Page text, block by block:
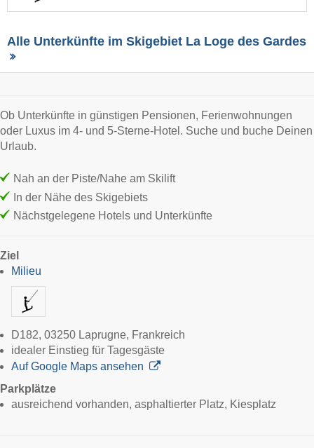
Alle Unterkünfte im Skigebiet La Loge des Gardes
Ob Unterkünfte in günstigen Pensionen, Ferienwohnungen
oder Luxus im 4- und 5-Sterne-Hotel. Suche und buche Deinen
Urlaub.
Nah an der Piste/Nahe am Skilift
In der Nähe des Skigebiets
Nächstgelegene Hotels und Unterkünfte
Ziel
Milieu
D182, 03250 Laprugne, Frankreich
idealer Einstieg für Tagesgäste
Auf Google Maps ansehen
Parkplätze
ausreichend vorhanden, asphaltierter Platz, Kiesplatz